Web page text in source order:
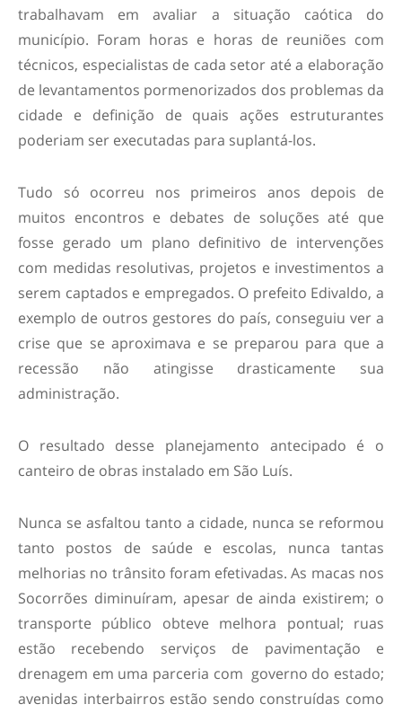
trabalhavam em avaliar a situação caótica do
município. Foram horas e horas de reuniões com
técnicos, especialistas de cada setor até a elaboração
de levantamentos pormenorizados dos problemas da
cidade e definição de quais ações estruturantes
poderiam ser executadas para suplantá-los.
Tudo só ocorreu nos primeiros anos depois de
muitos encontros e debates de soluções até que
fosse gerado um plano definitivo de intervenções
com medidas resolutivas, projetos e investimentos a
serem captados e empregados. O prefeito Edivaldo, a
exemplo de outros gestores do país, conseguiu ver a
crise que se aproximava e se preparou para que a
recessão não atingisse drasticamente sua
administração.
O resultado desse planejamento antecipado é o
canteiro de obras instalado em São Luís.
Nunca se asfaltou tanto a cidade, nunca se reformou
tanto postos de saúde e escolas, nunca tantas
melhorias no trânsito foram efetivadas. As macas nos
Socorrões diminuíram, apesar de ainda existirem; o
transporte público obteve melhora pontual; ruas
estão recebendo serviços de pavimentação e
drenagem em uma parceria com governo do estado;
avenidas interbairros estão sendo construídas como